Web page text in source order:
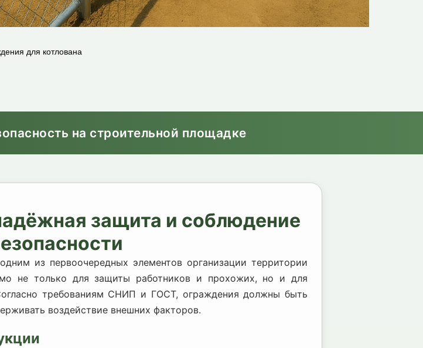
для котлована
на строительной площадке
защита и соблюдение
из первоочередных элементов организации территории
не только для защиты работников и прохожих, но и для
требованиям СНИП и ГОСТ, ограждения должны быть
воздействие внешних факторов.